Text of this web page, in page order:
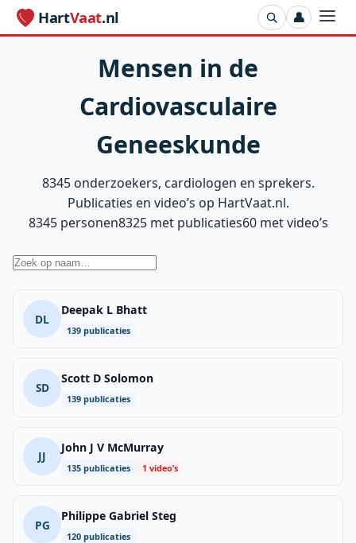
HartVaat.nl 👤
Mensen in de
Cardiovasculaire
Geneeskunde
8345 onderzoekers, cardiologen en sprekers.
Publicaties en video’s op HartVaat.nl.
8345 personen8325 met publicaties60 met video’s
DL
Deepak L Bhatt
139 publicaties
SD
Scott D Solomon
139 publicaties
JJ
John J V McMurray
135 publicaties 1 video’s
PG
Philippe Gabriel Steg
120 publicaties